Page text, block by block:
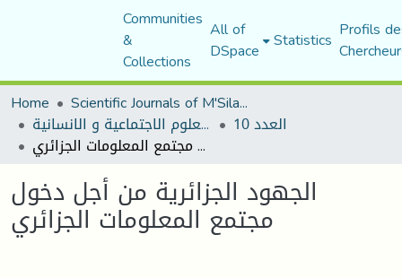
Communities
&
Collections
All of
DSpace Statistics Profils
Home
Scientific Journals of M'Sila University
مجلة العلوم الاجتماعية و الانسانية العدد 10
‏ الجهود الجزائرية من أجل دخول مجتمع المعلومات الجزائري
‏ الجهود الجزائرية من أجل دخول
مجتمع المعلومات الجزائري